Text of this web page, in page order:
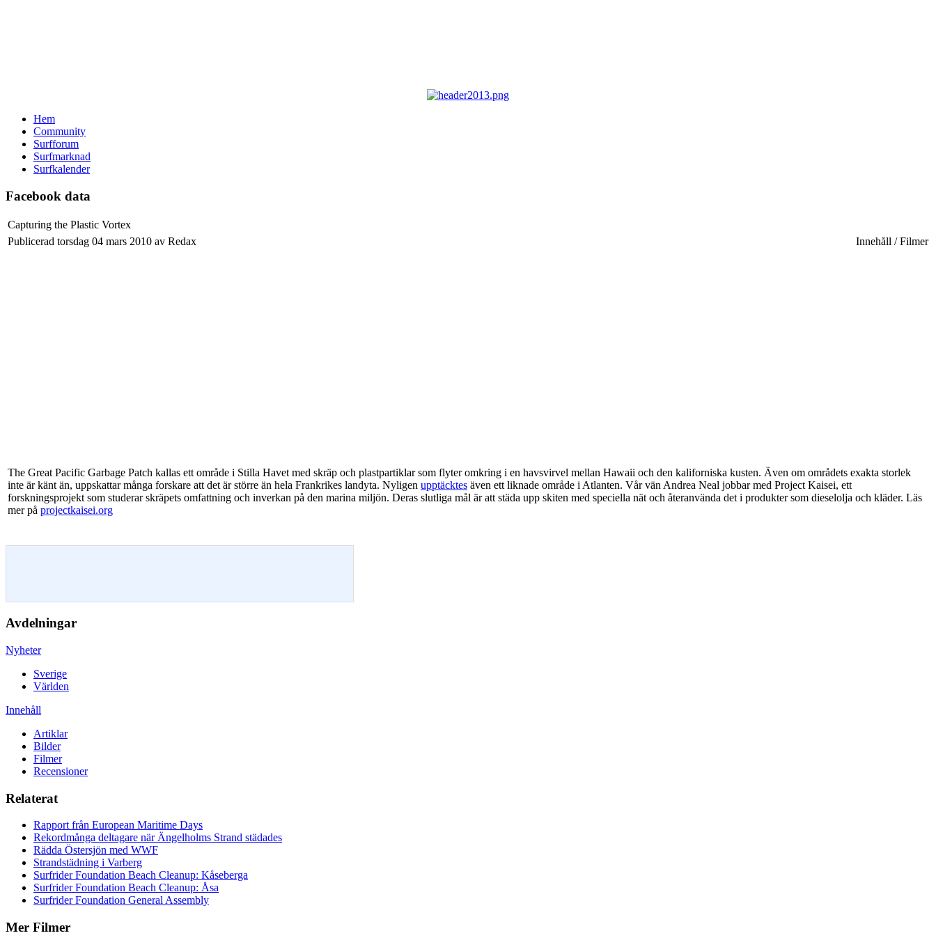
Hem
Community
Surfforum
Surfmarknad
Surfkalender
Facebook data
Capturing the Plastic Vortex
Publicerad torsdag 04 mars 2010 av Redax
Innehåll / Filmer
The Great Pacific Garbage Patch kallas ett område i Stilla Havet med skräp och plastpartiklar som flyter omkring i en havsvirvel mellan Hawaii och den kaliforniska kusten. Även om områdets exakta storlek
inte är känt än, uppskattar många forskare att det är större än hela Frankrikes landyta. Nyligen upptäcktes även ett liknade område i Atlanten. Vår vän Andrea Neal jobbar med Project Kaisei, ett
forskningsprojekt som studerar skräpets omfattning och inverkan på den marina miljön. Deras slutliga mål är att städa upp skiten med speciella nät och återanvända det i produkter som dieselolja och kläder. Läs
mer på projectkaisei.org
Avdelningar
Nyheter
Sverige
Världen
Innehåll
Artiklar
Bilder
Filmer
Recensioner
Relaterat
Rapport från European Maritime Days
Rekordmånga deltagare när Ängelholms Strand städades
Rädda Östersjön med WWF
Strandstädning i Varberg
Surfrider Foundation Beach Cleanup: Kåseberga
Surfrider Foundation Beach Cleanup: Åsa
Surfrider Foundation General Assembly
Mer Filmer